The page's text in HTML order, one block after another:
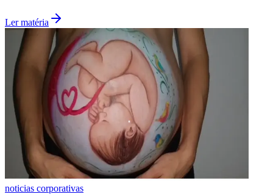
São Paulo
Ler matéria
noticias corporativas